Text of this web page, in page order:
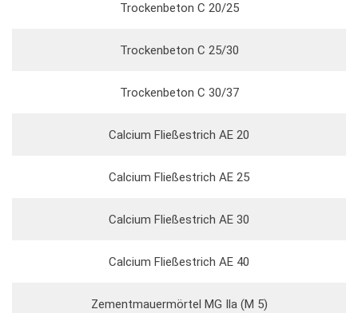
Trockenbeton C 20/25
Trockenbeton C 25/30
Trockenbeton C 30/37
Calcium Fließestrich AE 20
Calcium Fließestrich AE 25
Calcium Fließestrich AE 30
Calcium Fließestrich AE 40
Zementmauermörtel MG Ila (M 5)